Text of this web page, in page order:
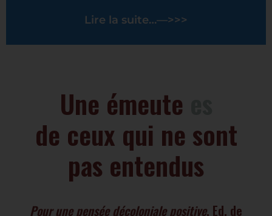
Lire la suite…—>>>
Une émeute
est le lan gag e
de ceux qui ne sont
pas entendus